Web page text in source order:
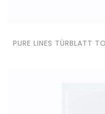
PURE LINES TÜRBLATT